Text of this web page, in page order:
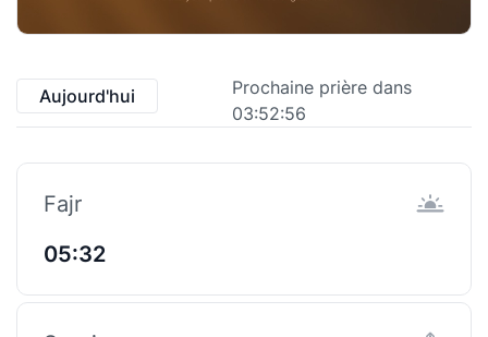
Aujourd'hui
Prochaine prière dans
03:52:55
Fajr
05:32